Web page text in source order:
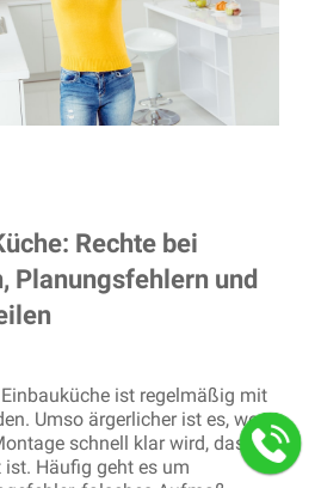
Rechte bei
Planungsfehlern und
ist regelmäßig mit
Umso ärgerlicher ist es, wenn
schnell klar wird, dass
Häufig geht es um